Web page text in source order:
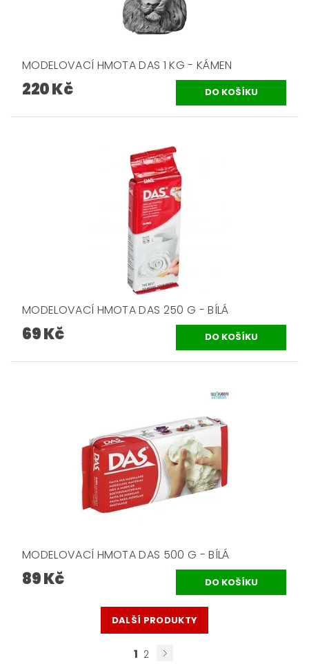
MODELOVACÍ HMOTA DAS 1 KG - KÁMEN
220 Kč
MODELOVACÍ HMOTA DAS 250 G - BÍLÁ
69 Kč
MODELOVACÍ HMOTA DAS 500 G - BÍLÁ
89 Kč
DALŠÍ PRODUKTY
1 2